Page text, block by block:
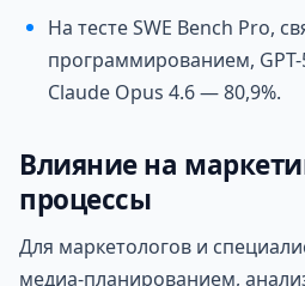
На тесте SWE Bench Pro,
программированием, GPT-
Claude Opus 4.6 — 80,9%.
Влияние на
процессы
Для маркетологов и
медиа-планированием,